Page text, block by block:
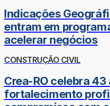
Indicações
entram em
acelerar negócios
CONSTRUÇÃO CIVIL
Crea-RO celebra
fortalecimento